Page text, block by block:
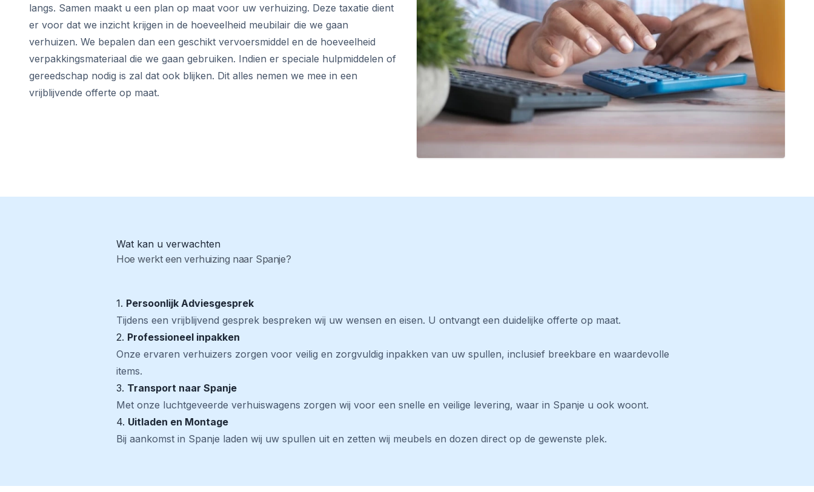
langs. Samen maakt u een plan op maat voor uw verhuizing. Deze taxatie dient
er voor dat we inzicht krijgen in de hoeveelheid meubilair die we gaan
verhuizen. We bepalen dan een geschikt vervoersmiddel en de hoeveelheid
verpakkingsmateriaal die we gaan gebruiken. Indien er speciale hulpmiddelen of
gereedschap nodig is zal dat ook blijken. Dit alles nemen we mee in een
vrijblijvende offerte op maat.
Wat kan u verwachten
Hoe werkt een verhuizing naar Spanje?
1. Persoonlijk Adviesgesprek
Tijdens een vrijblijvend gesprek bespreken wij uw wensen en eisen. U ontvangt een duidelijke offerte op maat.
2. Professioneel inpakken
Onze ervaren verhuizers zorgen voor veilig en zorgvuldig inpakken van uw spullen, inclusief breekbare en waardevolle
items.
3. Transport naar Spanje
Met onze luchtgeveerde verhuiswagens zorgen wij voor een snelle en veilige levering, waar in Spanje u ook woont.
4. Uitladen en Montage
Bij aankomst in Spanje laden wij uw spullen uit en zetten wij meubels en dozen direct op de gewenste plek.